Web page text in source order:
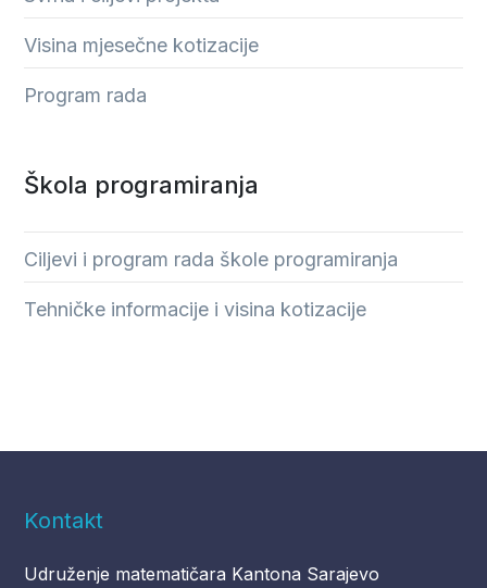
Visina mjesečne kotizacije
Program rada
Škola programiranja
Ciljevi i program rada škole programiranja
Tehničke informacije i visina kotizacije
Kontakt
Udruženje matematičara Kantona Sarajevo